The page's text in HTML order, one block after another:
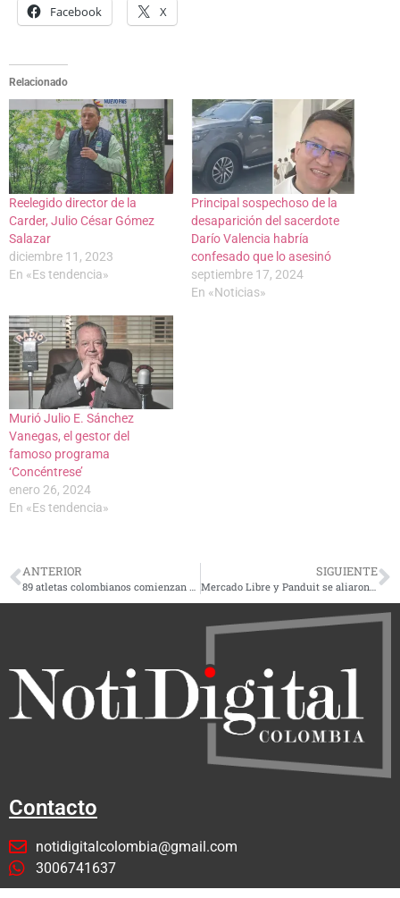
Facebook X
Relacionado
Reelegido director de la
Carder, Julio César Gómez
Salazar
diciembre 11, 2023
En «Es tendencia»
Principal sospechoso de la
desaparición del sacerdote
Darío Valencia habría
confesado que lo asesinó
septiembre 17, 2024
En «Noticias»
Murió Julio E. Sánchez
Vanegas, el gestor del
famoso programa
‘Concéntrese’
enero 26, 2024
En «Es tendencia»
ANTERIOR SIGUIENTE
Contacto
notidigitalcolombia@gmail.com
3006741637